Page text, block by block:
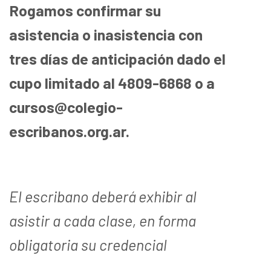
Rogamos confirmar su
asistencia o inasistencia con
tres días de anticipación dado el
cupo limitado al 4809-6868 o a
cursos@colegio-
escribanos.org.ar.
El escribano deberá exhibir al
asistir a cada clase, en forma
obligatoria su credencial